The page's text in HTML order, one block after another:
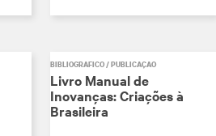
BIBLIOGRÁFICO / PUBLICAÇÃO
Livro Manual de
Inovanças: Criações à
Brasileira